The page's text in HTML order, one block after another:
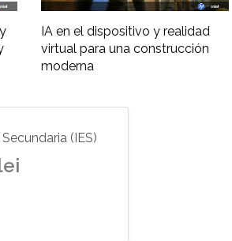
IA en el dispositivo y realidad
virtual para una construcción
moderna
(IES)